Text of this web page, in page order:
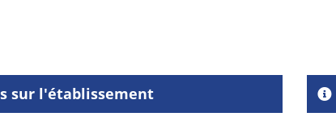
sur l'établissement